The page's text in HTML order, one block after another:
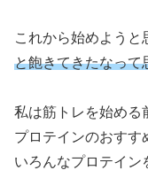
これから始めようと
と飽きてきたなって
私は筋トレを始める
プロテインのおすす
いろんなプロテイン